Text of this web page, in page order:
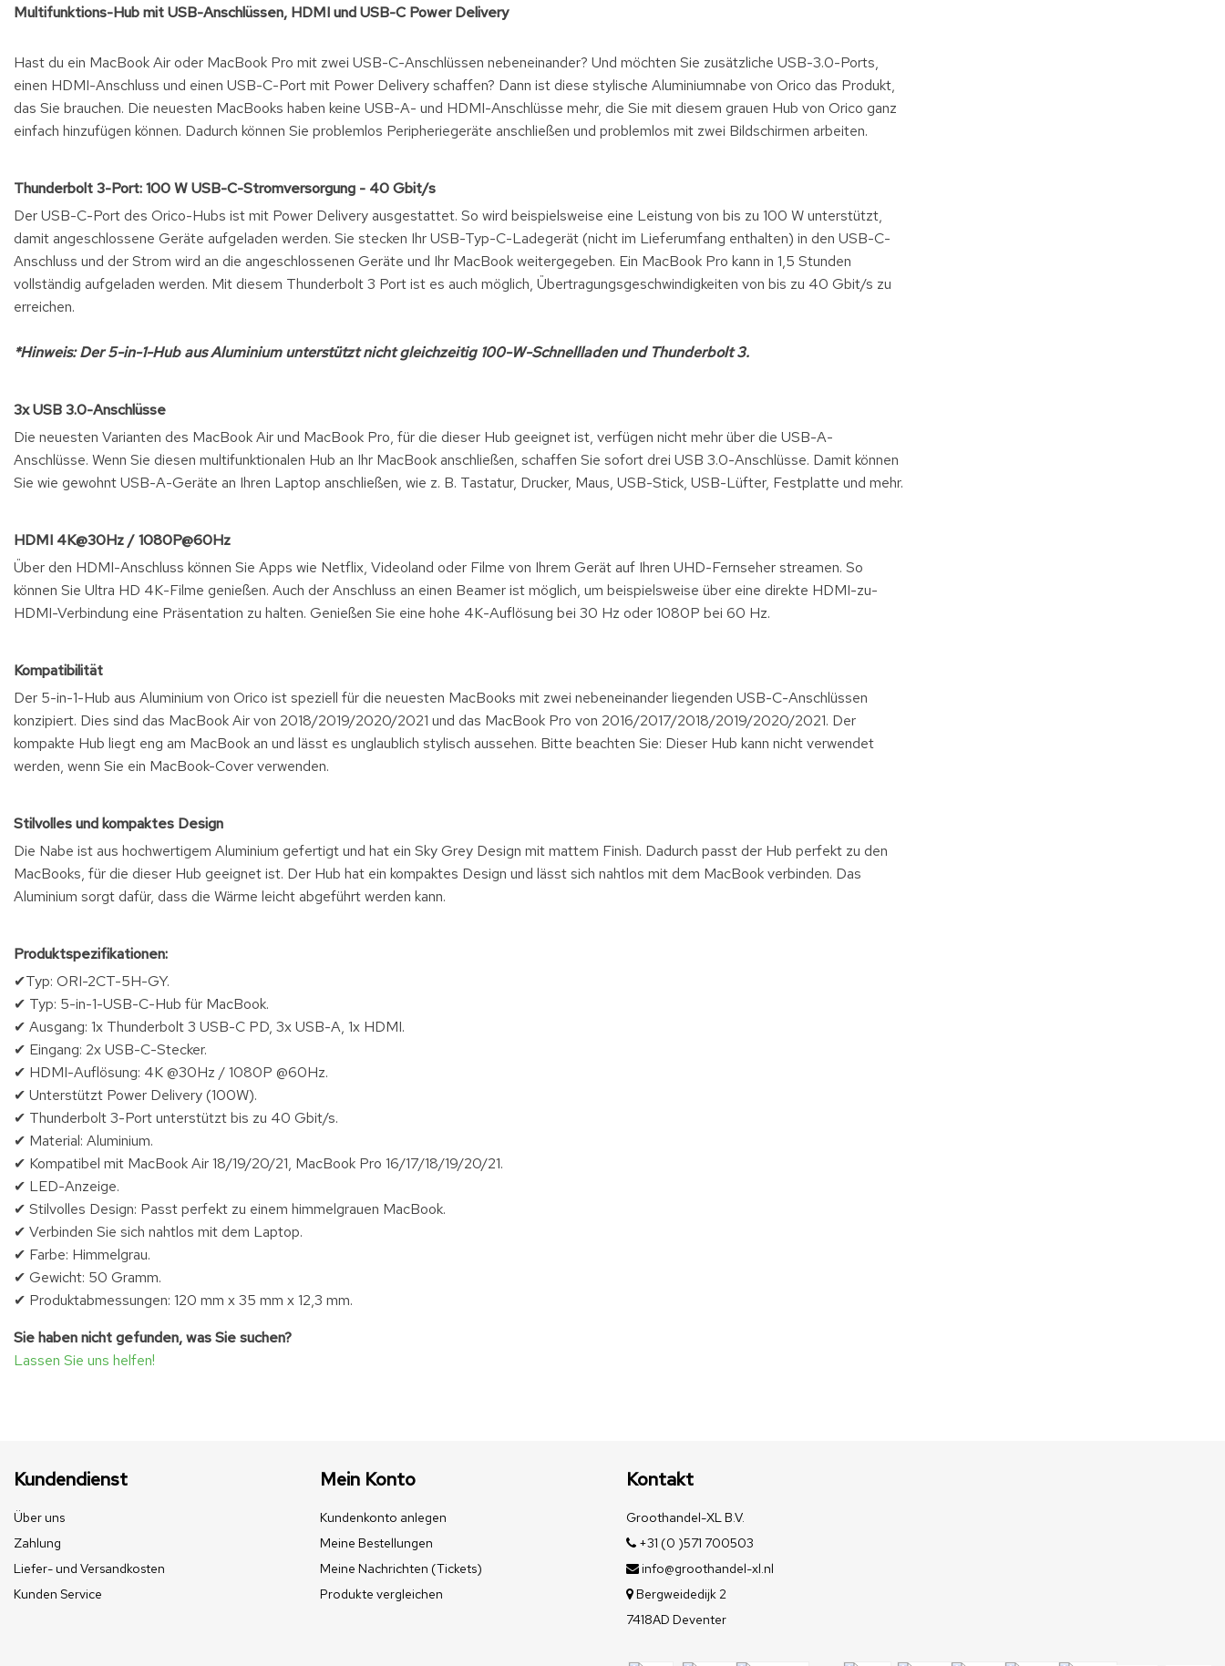
Multifunktions-Hub mit USB-Anschlüssen, HDMI und USB-C Power Delivery
Hast du ein MacBook Air oder MacBook Pro mit zwei USB-C-Anschlüssen nebeneinander? Und möchten Sie zusätzliche USB-3.0-Ports,
einen HDMI-Anschluss und einen USB-C-Port mit Power Delivery schaffen? Dann ist diese stylische Aluminiumnabe von Orico das Produkt,
das Sie brauchen. Die neuesten MacBooks haben keine USB-A- und HDMI-Anschlüsse mehr, die Sie mit diesem grauen Hub von Orico ganz
einfach hinzufügen können. Dadurch können Sie problemlos Peripheriegeräte anschließen und problemlos mit zwei Bildschirmen arbeiten.
Thunderbolt 3-Port: 100 W USB-C-Stromversorgung - 40 Gbit/s
Der USB-C-Port des Orico-Hubs ist mit Power Delivery ausgestattet. So wird beispielsweise eine Leistung von bis zu 100 W unterstützt,
damit angeschlossene Geräte aufgeladen werden. Sie stecken Ihr USB-Typ-C-Ladegerät (nicht im Lieferumfang enthalten) in den USB-C-
Anschluss und der Strom wird an die angeschlossenen Geräte und Ihr MacBook weitergegeben. Ein MacBook Pro kann in 1,5 Stunden
vollständig aufgeladen werden. Mit diesem Thunderbolt 3 Port ist es auch möglich, Übertragungsgeschwindigkeiten von bis zu 40 Gbit/s zu
erreichen.
*Hinweis: Der 5-in-1-Hub aus Aluminium unterstützt nicht gleichzeitig 100-W-Schnellladen und Thunderbolt 3.
3x USB 3.0-Anschlüsse
Die neuesten Varianten des MacBook Air und MacBook Pro, für die dieser Hub geeignet ist, verfügen nicht mehr über die USB-A-
Anschlüsse. Wenn Sie diesen multifunktionalen Hub an Ihr MacBook anschließen, schaffen Sie sofort drei USB 3.0-Anschlüsse. Damit können
Sie wie gewohnt USB-A-Geräte an Ihren Laptop anschließen, wie z. B. Tastatur, Drucker, Maus, USB-Stick, USB-Lüfter, Festplatte und mehr.
HDMI 4K@30Hz / 1080P@60Hz
Über den HDMI-Anschluss können Sie Apps wie Netflix, Videoland oder Filme von Ihrem Gerät auf Ihren UHD-Fernseher streamen. So
können Sie Ultra HD 4K-Filme genießen. Auch der Anschluss an einen Beamer ist möglich, um beispielsweise über eine direkte HDMI-zu-
HDMI-Verbindung eine Präsentation zu halten. Genießen Sie eine hohe 4K-Auflösung bei 30 Hz oder 1080P bei 60 Hz.
Kompatibilität
Der 5-in-1-Hub aus Aluminium von Orico ist speziell für die neuesten MacBooks mit zwei nebeneinander liegenden USB-C-Anschlüssen
konzipiert. Dies sind das MacBook Air von 2018/2019/2020/2021 und das MacBook Pro von 2016/2017/2018/2019/2020/2021. Der
kompakte Hub liegt eng am MacBook an und lässt es unglaublich stylisch aussehen. Bitte beachten Sie: Dieser Hub kann nicht verwendet
werden, wenn Sie ein MacBook-Cover verwenden.
Stilvolles und kompaktes Design
Die Nabe ist aus hochwertigem Aluminium gefertigt und hat ein Sky Grey Design mit mattem Finish. Dadurch passt der Hub perfekt zu den
MacBooks, für die dieser Hub geeignet ist. Der Hub hat ein kompaktes Design und lässt sich nahtlos mit dem MacBook verbinden. Das
Aluminium sorgt dafür, dass die Wärme leicht abgeführt werden kann.
Produktspezifikationen:
✔Typ: ORI-2CT-5H-GY.
✔ Typ: 5-in-1-USB-C-Hub für MacBook.
✔ Ausgang: 1x Thunderbolt 3 USB-C PD, 3x USB-A, 1x HDMI.
✔ Eingang: 2x USB-C-Stecker.
✔ HDMI-Auflösung: 4K @30Hz / 1080P @60Hz.
✔ Unterstützt Power Delivery (100W).
✔ Thunderbolt 3-Port unterstützt bis zu 40 Gbit/s.
✔ Material: Aluminium.
✔ Kompatibel mit MacBook Air 18/19/20/21, MacBook Pro 16/17/18/19/20/21.
✔ LED-Anzeige.
✔ Stilvolles Design: Passt perfekt zu einem himmelgrauen MacBook.
✔ Verbinden Sie sich nahtlos mit dem Laptop.
✔ Farbe: Himmelgrau.
✔ Gewicht: 50 Gramm.
✔ Produktabmessungen: 120 mm x 35 mm x 12,3 mm.
Sie haben nicht gefunden, was Sie suchen?
Lassen Sie uns helfen!
Kundendienst
Über uns
Zahlung
Liefer- und Versandkosten
Kunden Service
Mein Konto
Kundenkonto anlegen
Meine Bestellungen
Meine Nachrichten (Tickets)
Produkte vergleichen
Kontakt
Groothandel-XL B.V.
+31 (0 )571 700503
info@groothandel-xl.nl
Bergweidedijk 2
7418AD Deventer